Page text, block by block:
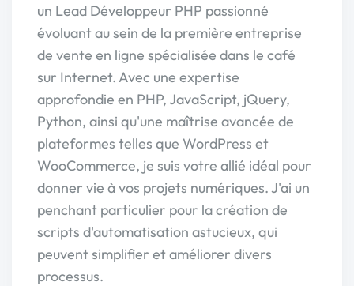
un Lead Développeur PHP passionné
évoluant au sein de la première entreprise
de vente en ligne spécialisée dans le café
sur Internet. Avec une expertise
approfondie en PHP, JavaScript, jQuery,
Python, ainsi qu'une maîtrise avancée de
plateformes telles que WordPress et
WooCommerce, je suis votre allié idéal pour
donner vie à vos projets numériques. J'ai un
penchant particulier pour la création de
scripts d'automatisation astucieux, qui
peuvent simplifier et améliorer divers
processus.